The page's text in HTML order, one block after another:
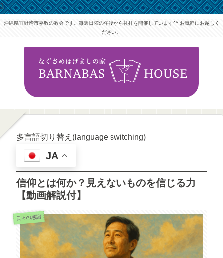
1
沖縄県宜野湾市嘉数の教会です。毎週日曜の午後から礼拝を開催しています^^ お気軽にお越しく
ださい。
多言語切り替え(language switching)
JA
信仰とは何か？見えないものを信じる力
【動画解説付】
日々の感謝